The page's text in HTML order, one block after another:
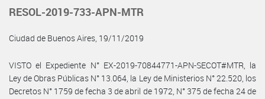
RESOL-2019-733-APN-MTR
Ciudad de Buenos Aires, 19/11/2019
VISTO el Expediente N° EX-2019-70844771-APN-SECOT#MTR, la
Ley de Obras Públicas N° 13.064, la Ley de Ministerios N° 22.520, los
Decretos N° 1759 de fecha 3 de abril de 1972, N° 375 de fecha 24 de